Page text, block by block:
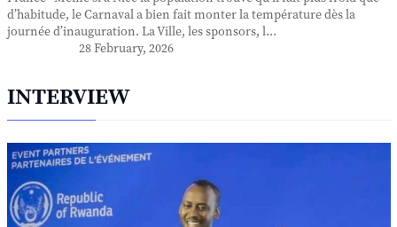
d’habitude, le Carnaval a bien fait monter la température dès la
journée d’inauguration. La Ville, les sponsors, l...
28 February, 2026
INTERVIEW